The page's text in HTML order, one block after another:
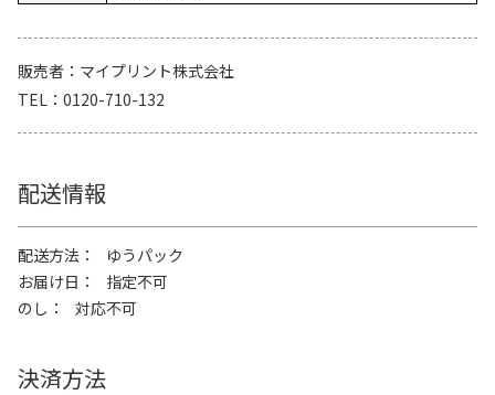
販売者
マイプリント株式会社
TEL
0120-710-132
配送情報
配送方法
ゆうパック
お届け日
指定不可
のし
対応不可
決済方法